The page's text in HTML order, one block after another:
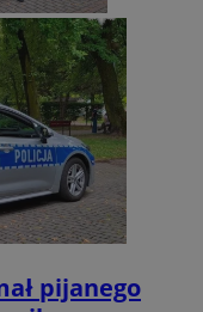
pijanego